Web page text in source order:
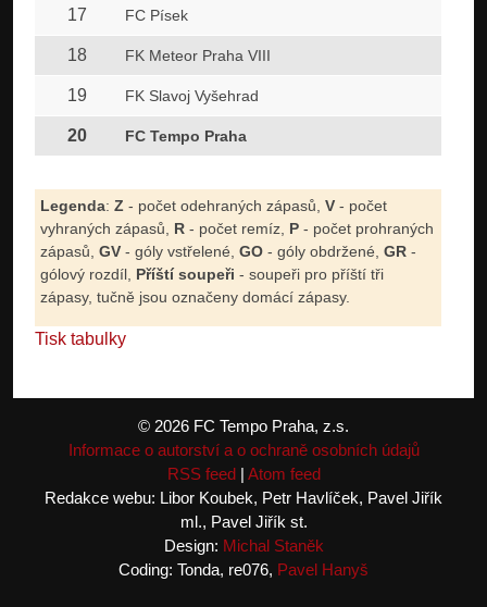
17 FC Písek
18 FK Meteor Praha VIII
19 FK Slavoj Vyšehrad
20 FC Tempo Praha
Legenda: Z - počet odehraných zápasů, V - počet
vyhraných zápasů, R - počet remíz, P - počet prohraných
zápasů, GV - góly vstřelené, GO - góly obdržené, GR -
gólový rozdíl, Příští soupeři - soupeři pro příští tři
zápasy, tučně jsou označeny domácí zápasy.
Tisk tabulky
© 2026 FC Tempo Praha, z.s.
Informace o autorství a o ochraně osobních údajů
RSS feed| Atom feed
Redakce webu: Libor Koubek, Petr Havlíček, Pavel Jiřík
ml., Pavel Jiřík st.
Design: Michal Staněk
Coding: Tonda, re076, Pavel Hanyš